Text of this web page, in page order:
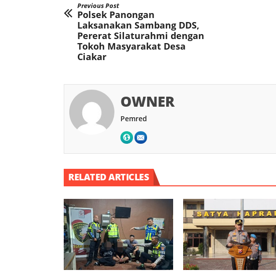
Previous Post
Polsek Panongan
Laksanakan Sambang DDS,
Pererat Silaturahmi dengan
Tokoh Masyarakat Desa
Ciakar
OWNER
Pemred
RELATED ARTICLES